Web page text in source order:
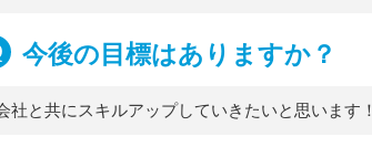
今後の目標はありますか？
社と共にスキルアップしていきたいと思います！